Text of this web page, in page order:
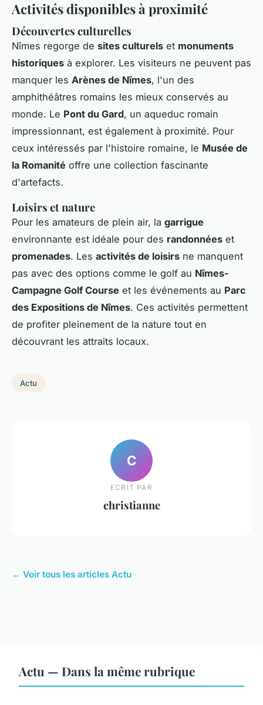
Activités disponibles à proximité
Découvertes culturelles
Nîmes regorge de sites culturels et monuments
historiques à explorer. Les visiteurs ne peuvent pas
manquer les Arènes de Nîmes, l'un des
amphithéâtres romains les mieux conservés au
monde. Le Pont du Gard, un aqueduc romain
impressionnant, est également à proximité. Pour
ceux intéressés par l'histoire romaine, le Musée de
la Romanité offre une collection fascinante
d'artefacts.
Loisirs et nature
Pour les amateurs de plein air, la garrigue
environnante est idéale pour des randonnées et
promenades. Les activités de loisirs ne manquent
pas avec des options comme le golf au Nîmes-
Campagne Golf Course et les événements au Parc
des Expositions de Nîmes. Ces activités permettent
de profiter pleinement de la nature tout en
découvrant les attraits locaux.
Actu
C
ECRIT PAR
christianne
← Voir tous les articles Actu
Actu — Dans la même rubrique